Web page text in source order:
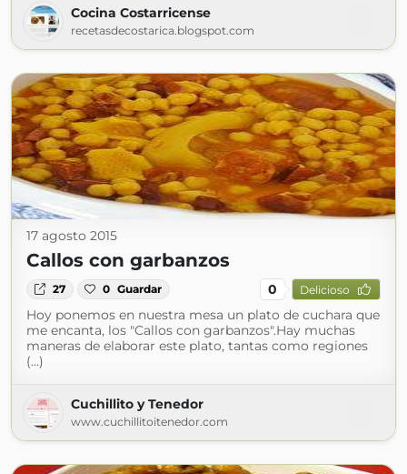
Cocina Costarricense
recetasdecostarica.blogspot.com
17 agosto 2015
Callos con garbanzos
27 0 Guardar 0 Delicioso
Hoy ponemos en nuestra mesa un plato de cuchara que
me encanta, los "Callos con garbanzos".Hay muchas
maneras de elaborar este plato, tantas como regiones
(...)
Cuchillito y Tenedor
www.cuchillitoitenedor.com